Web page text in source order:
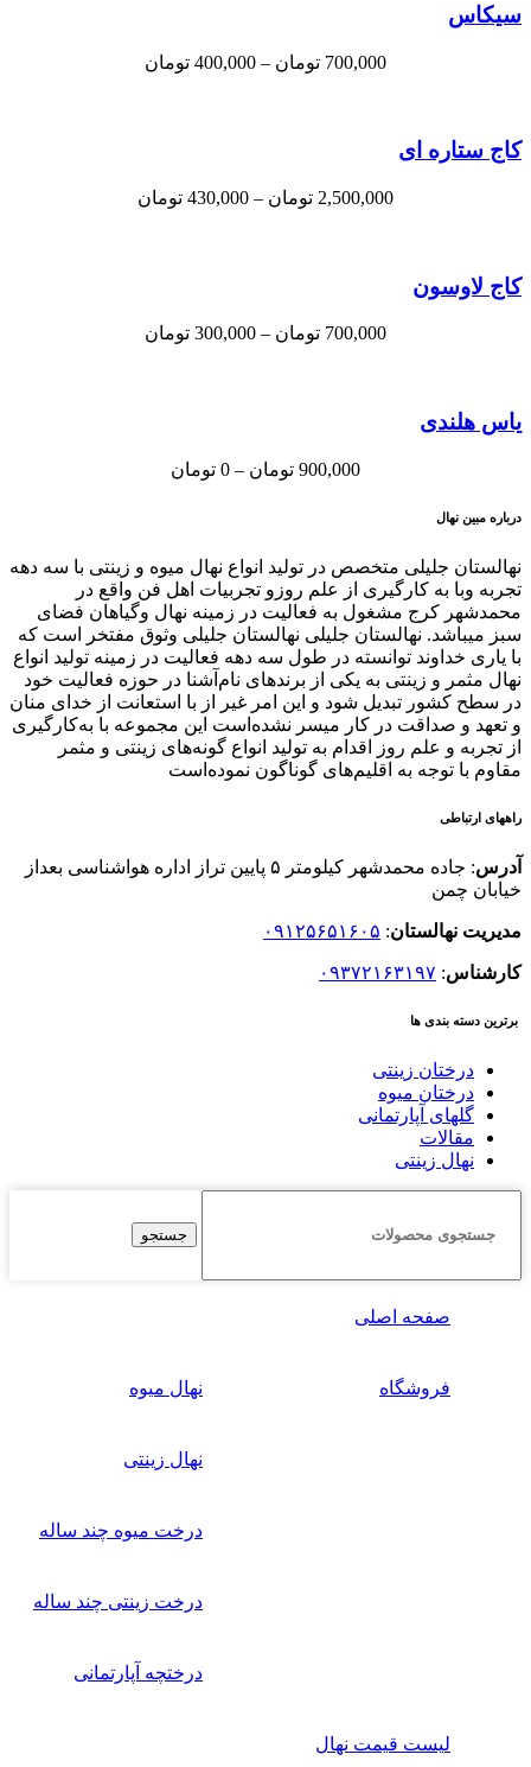
سیکاس
700,000 تومان –
400,000 تومان
کاج ستاره ای
2,500,000 تومان –
430,000 تومان
کاج لاوسون
700,000 تومان –
300,000 تومان
یاس هلندی
900,000 تومان –
0 تومان
درباره مبین نهال
نهالستان جلیلی متخصص در تولید انواع نهال میوه و زینتی با سه دهه
تجربه وبا به کارگیری از علم روزو تجربیات اهل فن واقع در
محمدشهر کرج مشغول به فعالیت در زمینه نهال وگیاهان فضای
سبز میباشد. نهالستان جلیلی نهالستان جلیلی وثوق مفتخر است که
با یاری خداوند توانسته در طول سه دهه فعالیت در زمینه تولید انواع
نهال مثمر و زینتی به یکی از برندهای نام‌آشنا در حوزه فعالیت خود
در سطح کشور تبدیل شود و این امر غیر از با استعانت از خدای منان
و تعهد و صداقت در کار میسر نشده‌است این مجموعه با به‌کارگیری
از تجربه و علم روز اقدام به تولید انواع گونه‌های زینتی و مثمر
مقاوم با توجه به اقلیم‌های گوناگون نموده‌است
راههای ارتباطی
آدرس
: جاده محمدشهر کیلومتر ۵ پایین تراز اداره هواشناسی بعداز
خیابان چمن
مدیریت نهالستان: ۰۹۱۲۵۶۵۱۶۰۵
کارشناس: ۰۹۳۷۲۱۶۳۱۹۷
برترین دسته بندی ها
درختان زینتی
درختان میوه
گلهای آپارتمانی
مقالات
نهال زینتی
جستجو
صفحه اصلی
فروشگاه نهال میوه
نهال زینتی
درخت میوه چند ساله
درخت زینتی چند ساله
درختچه آپارتمانی
لیست قیمت نهال